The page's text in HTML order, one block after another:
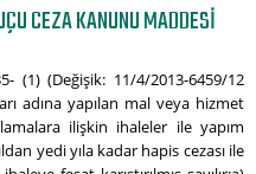
CEZA KANUNU MADDESI
(1) (Değişik: 11/4/2013-6459/12
adına yapılan mal veya hizmet
ilişkin ihaleler ile yapım
yedi yıla kadar hapis cezası ile